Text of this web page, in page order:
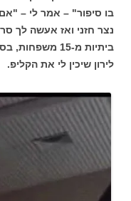
בו סיפור" – אמר לי –
נצר חזני ואז אעשה לך
לירון שיכין לי את הקליפ.